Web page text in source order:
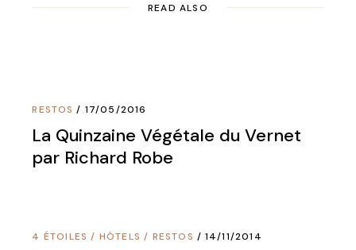
READ ALSO
RESTOS 17/05/2016
La Quinzaine Végétale du Vernet
par Richard Robe
4 ÉTOILES / HÔTELS / RESTOS 14/11/2014